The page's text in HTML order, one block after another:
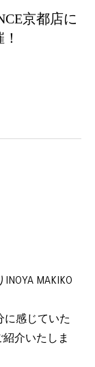
京都店に
MAKIKO
に感じていた
介いたしま